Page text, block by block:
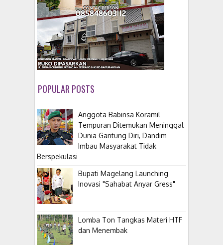
POPULAR POSTS
Anggota Babinsa Koramil
Tempuran Ditemukan Meninggal
Dunia Gantung Diri, Dandim
Imbau Masyarakat Tidak
Berspekulasi
Bupati Magelang Launching
Inovasi "Sahabat Anyar Gress"
Lomba Ton Tangkas Materi HTF
dan Menembak